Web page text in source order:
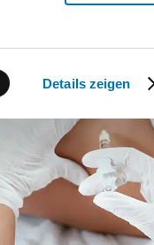
Details zeigen